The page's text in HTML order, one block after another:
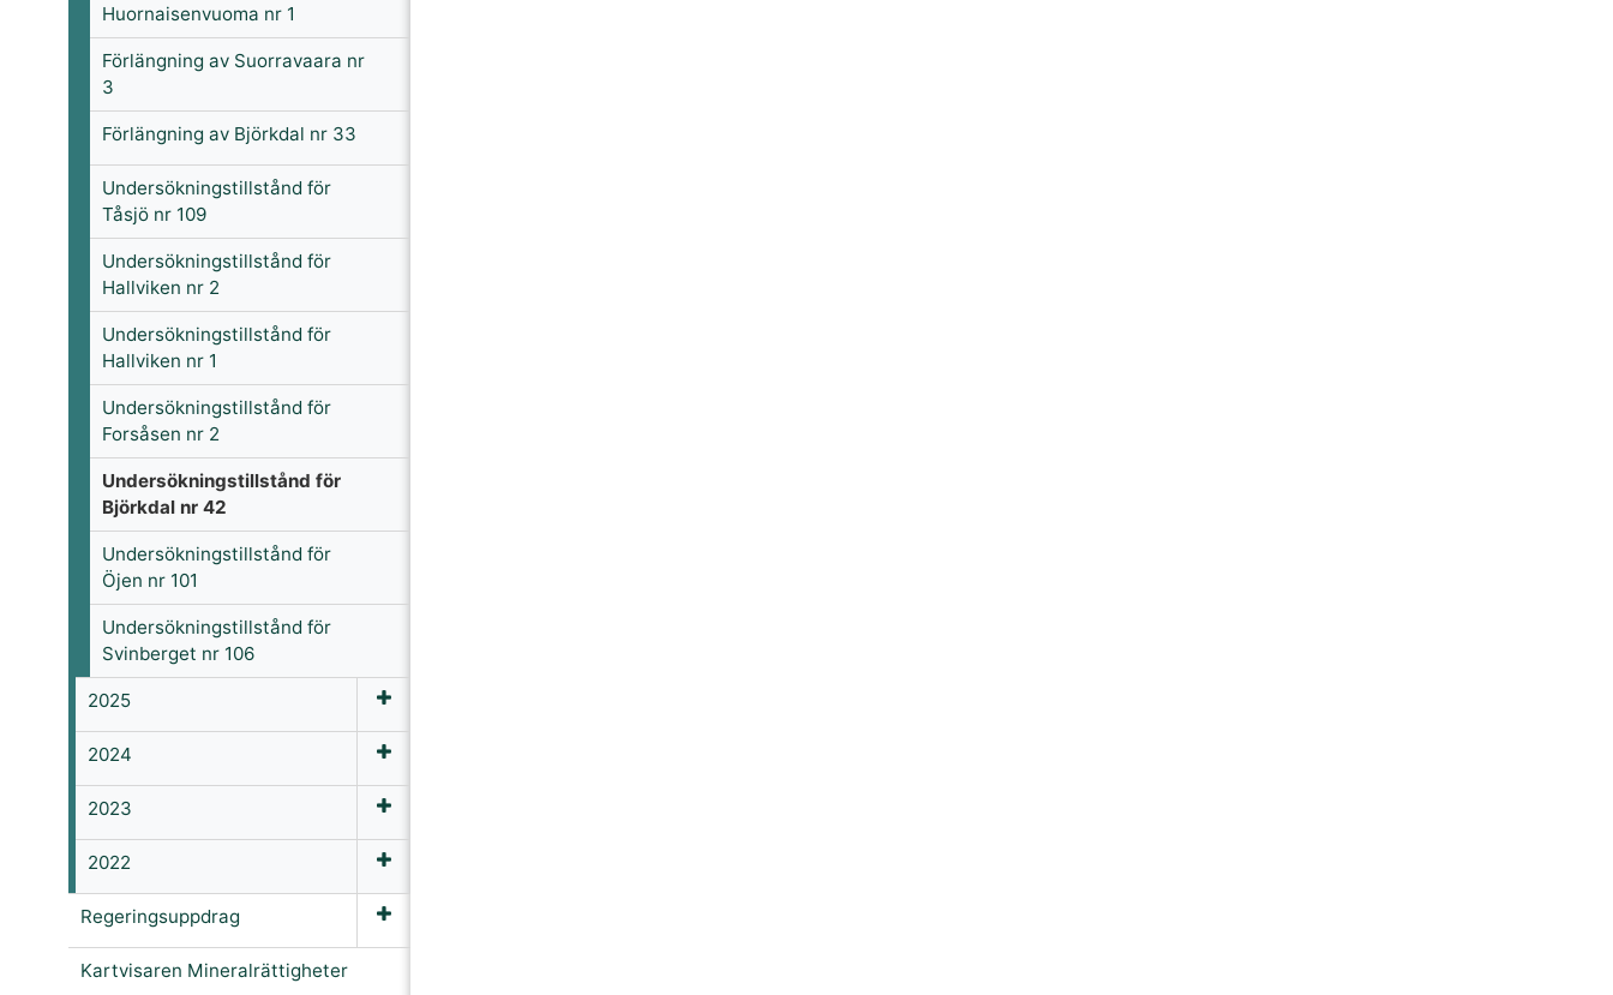
Huornaisenvuoma nr 1
Förlängning av Suorravaara nr
3
Förlängning av Björkdal nr 33
Undersökningstillstånd för
Tåsjö nr 109
Undersökningstillstånd för
Hallviken nr 2
Undersökningstillstånd för
Hallviken nr 1
Undersökningstillstånd för
Forsåsen nr 2
Undersökningstillstånd för
Björkdal nr 42
Undersökningstillstånd för
Öjen nr 101
Undersökningstillstånd för
Svinberget nr 106
2025
2024
2023
2022
Regeringsuppdrag
Kartvisaren Mineralrättigheter